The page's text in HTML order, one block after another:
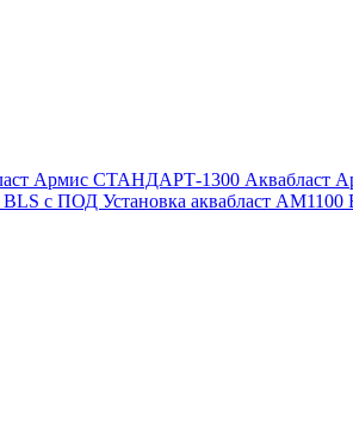
Армис СТАНДАРТ-1300 Аквабласт
BLS с ПОД Установка аквабласт